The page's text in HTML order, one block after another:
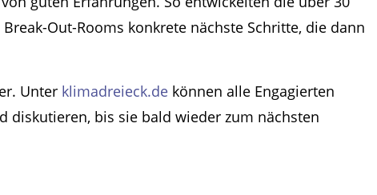
Out-Rooms konkrete nächste Schritte, die dann
Unter klimadreieck.de können alle Engagierten
diskutieren, bis sie bald wieder zum nächsten